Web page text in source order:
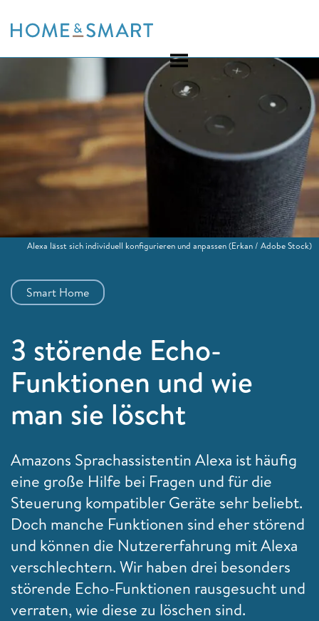
to
Smart Home
3 störende Echo-
Funktionen und wie
man sie löscht
Amazons Sprachassistentin Alexa ist häufig
eine große Hilfe bei Fragen und für die
Steuerung kompatibler Geräte sehr beliebt.
Doch manche Funktionen sind eher störend
und können die Nutzererfahrung mit Alexa
verschlechtern. Wir haben drei besonders
störende Echo-Funktionen rausgesucht und
verraten, wie diese zu löschen sind.
Alexa lässt sich individuell konfigurieren und anpassen(Erkan / Adobe Stock)